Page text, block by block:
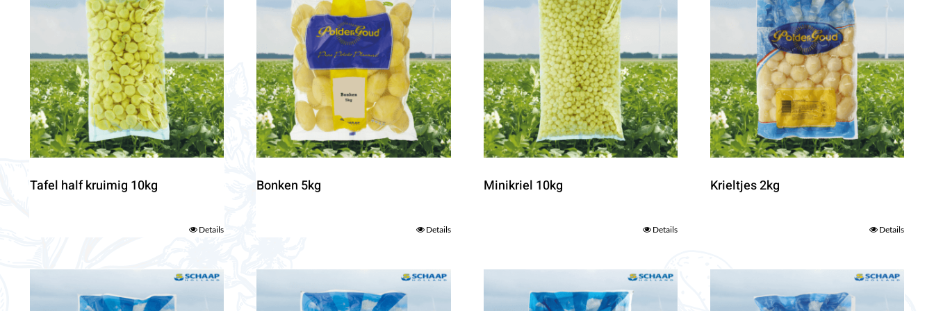
Tafel half kruimig 10kg
Details
Bonken 5kg
Details
Minikriel 10kg
Details
Krieltjes 2kg
Details